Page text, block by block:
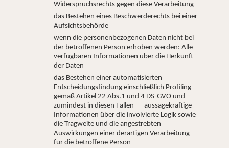
Widerspruchsrechts gegen diese Verarbeitung
das Bestehen eines Beschwerderechts bei einer
Aufsichtsbehörde
wenn die personenbezogenen Daten nicht bei
der betroffenen Person erhoben werden: Alle
verfügbaren Informationen über die Herkunft
der Daten
das Bestehen einer automatisierten
Entscheidungsfindung einschließlich Profiling
gemäß Artikel 22 Abs.1 und 4 DS-GVO und —
zumindest in diesen Fällen — aussagekräftige
Informationen über die involvierte Logik sowie
die Tragweite und die angestrebten
Auswirkungen einer derartigen Verarbeitung
für die betroffene Person